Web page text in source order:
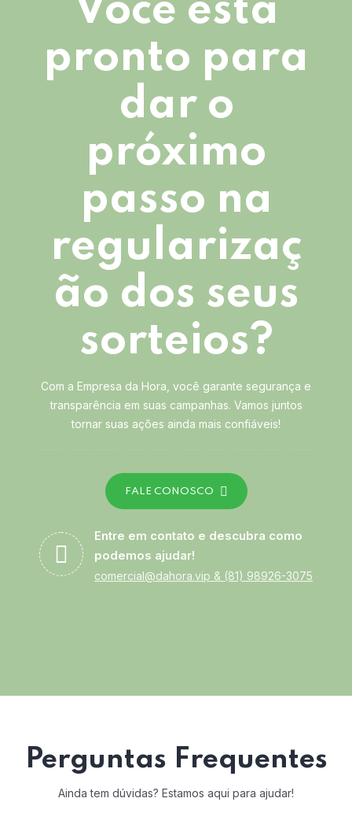
Você está
pronto para
dar o
próximo
passo na
regularizaç
ão dos seus
sorteios?
Com a Empresa da Hora, você garante segurança e
transparência em suas campanhas. Vamos juntos
tornar suas ações ainda mais confiáveis!
FALE CONOSCO
Entre em contato e descubra como
podemos ajudar!
comercial@dahora.vip & (81) 98926-3075
Perguntas Frequentes
Ainda tem dúvidas? Estamos aqui para ajudar!